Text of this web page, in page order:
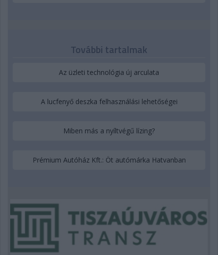
További tartalmak
Az üzleti technológia új arculata
A lucfenyő deszka felhasználási lehetőségei
Miben más a nyíltvégű lízing?
Prémium Autóház Kft.: Öt autómárka Hatvanban